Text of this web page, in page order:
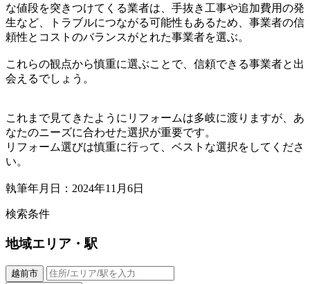
な値段を突きつけてくる業者は、手抜き工事や追加費用の発
生など、トラブルにつながる可能性もあるため、事業者の信
頼性とコストのバランスがとれた事業者を選ぶ。
これらの観点から慎重に選ぶことで、信頼できる事業者と出
会えるでしょう。
これまで見てきたようにリフォームは多岐に渡りますが、あ
なたのニーズに合わせた選択が重要です。
リフォーム選びは慎重に行って、ベストな選択をしてくださ
い。
執筆年月日：2024年11月6日
検索条件
地域エリア・駅
越前市